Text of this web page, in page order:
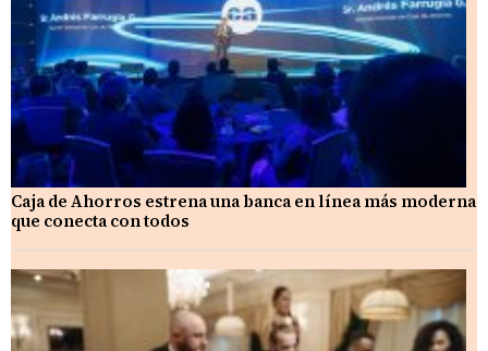
Caja de Ahorros estrena una banca en línea más moderna
que conecta con todos